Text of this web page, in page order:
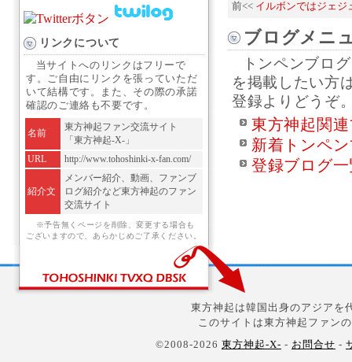
前<< イルボンではジェジ
ブログメニ
トンペンブロ
を掲載したい方
登録よりどうぞ
東方神起関
新着トンペ
登録ブログ
リンクについて
当サイトへのリンクはフリーで
す。ご自由にリンクを張っていただ
いて結構です。また、その際の承諾
確認のご連絡も不要です。
名前
東方神起ファン交流サイト
「東方神起-X-」
URL
http://www.tohoshinki-x-fan.com/
紹介文
メンバー紹介、動画、ファンブ
ログ紹介など東方神起のファン
交流サイト
※予告無くページを削除、変更する場合も
ございますので、あらかじめご了承ください。
東方神起は韓国出身のアジアを
このサイトは東方神起ファン
©2008-2026 東方神起-X- - お問合せ -